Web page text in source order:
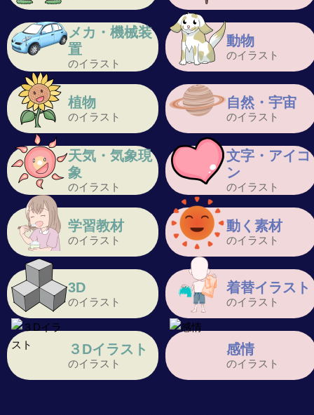
メカ・機械装
置
のイラスト
動物
のイラスト
植物
のイラスト
自然・宇宙
のイラスト
天気・気象現
象
のイラスト
文字・アイコ
ン
のイラスト
学習教材
のイラスト
動く素材
のイラスト
3D
のイラスト
着替イラスト
のイラスト
３Dイラスト
のイラスト
感情
のイラスト